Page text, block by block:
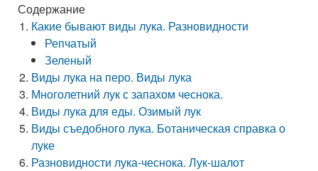
Содержание
Какие бывают виды лука. Разновидности
Репчатый
Зеленый
Виды лука на перо. Виды лука
Многолетний лук с запахом чеснока.
Виды лука для еды. Озимый лук
Виды съедобного лука. Ботаническая справка о
луке
Разновидности лука-чеснока. Лук-шалот